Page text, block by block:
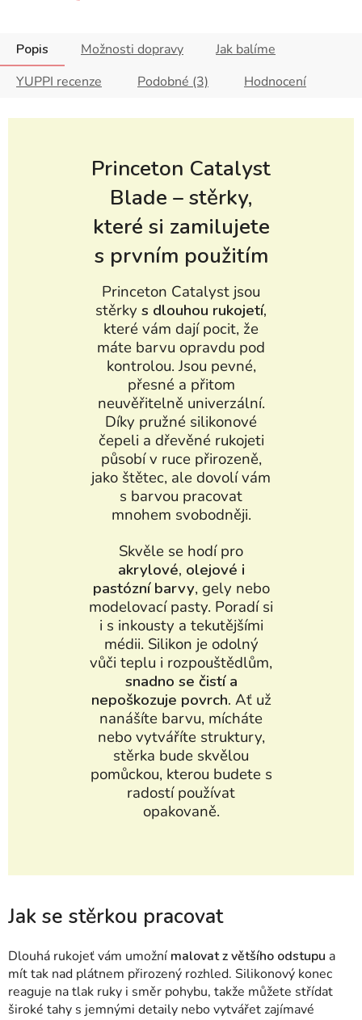
Popis Možnosti dopravy
Jak balíme
YUPPI recenze
Podobné (3) Hodnocení
Princeton Catalyst
Blade – stěrky,
které si zamilujete
s prvním použitím
Princeton Catalyst jsou
stěrky s dlouhou rukojetí,
které vám dají pocit, že
máte barvu opravdu pod
kontrolou. Jsou pevné,
přesné a přitom
neuvěřitelně univerzální.
Díky pružné silikonové
čepeli a dřevěné rukojeti
působí v ruce přirozeně,
jako štětec, ale dovolí vám
s barvou pracovat
mnohem svobodněji.
Skvěle se hodí pro
akrylové, olejové i
pastózní barvy, gely nebo
modelovací pasty. Poradí si
i s inkousty a tekutějšími
médii. Silikon je odolný
vůči teplu i rozpouštědlům,
snadno se čistí a
nepoškozuje povrch. Ať už
nanášíte barvu, mícháte
nebo vytváříte struktury,
stěrka bude skvělou
pomůckou, kterou budete s
radostí používat
opakovaně.
Jak se stěrkou pracovat
Dlouhá rukojeť vám umožní malovat z většího odstupu a
mít tak nad plátnem přirozený rozhled. Silikonový konec
reaguje na tlak ruky i směr pohybu, takže můžete střídat
široké tahy s jemnými detaily nebo vytvářet zajímavé